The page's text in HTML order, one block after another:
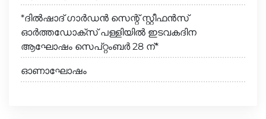
*ദിൽഷാദ് ഗാർഡൻ സെന്റ് സ്റ്റീഫൻസ്
ഓർത്തഡോക്സ് പള്ളിയിൽ ഇടവകദിന
ആഘോഷം സെപ്റ്റംബർ 28 ന്*
ഓണാഘോഷം